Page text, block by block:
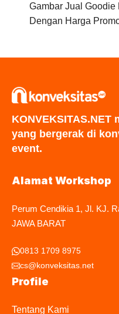
Gambar Jual Goodie
Dengan Harga
KONVEKSITAS.NET
yang bergerak di
event.
Alamat Workshop
Perum Cendikia 1, Jl. KJ.
JAWA BARAT
0813 1709 8975
cs@konveksitas.net
Profile
Tentang Kami